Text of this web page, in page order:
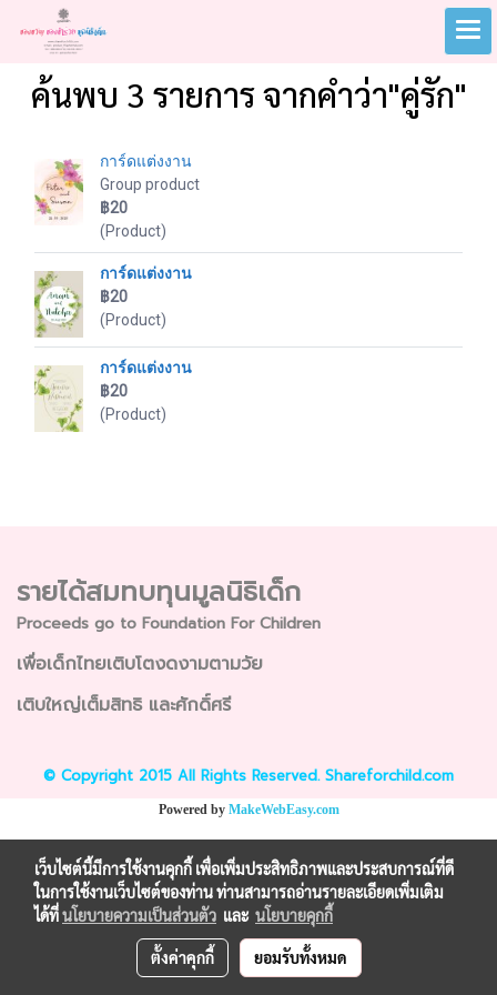
ค้นพบ 3 รายการ จากคำว่า"คู่รัก"
การ์ดแต่งงาน
Group product
฿20
(Product)
การ์ดแต่งงาน
฿20
(Product)
การ์ดแต่งงาน
฿20
(Product)
รายได้สมทบทุนมูลนิธิเด็ก
Proceeds go to Foundation For Children
เพื่อเด็กไทยเติบโตงดงามตามวัย
เติบใหญ่เต็มสิทธิ และศักดิ์ศรี
© Copyright 2015 All Rights Reserved. Shareforchild.com
Powered by MakeWebEasy.com
เว็บไซต์นี้มีการใช้งานคุกกี้ เพื่อเพิ่มประสิทธิภาพและประสบการณ์ที่ดี
ในการใช้งานเว็บไซต์ของท่าน ท่านสามารถอ่านรายละเอียดเพิ่มเติม
ได้ที่นโยบายความเป็นส่วนตัว และ นโยบายคุกกี้
ตั้งค่าคุกกี้ ยอมรับทั้งหมด